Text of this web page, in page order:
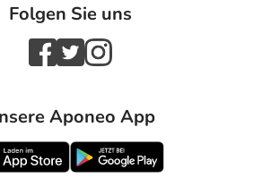
Folgen Sie uns
Aponeo App